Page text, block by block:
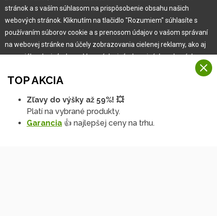
Pre zákazníka
Garancia najlepšej ceny
Užívateľský manuál
Reklamácia
TOP AKCIA
Zľavy do výšky až 59%! 💥
Platí na vybrané produkty.
Garancia 👍 najlepšej ceny na trhu.
stránok a s vaším súhlasom na prispôsobenie obsahu našich
webových stránok. Kliknutím na tlačidlo "Rozumiem" súhlasíte s
používaním súborov cookie a s prenosom údajov o vašom správaní
na webovej stránke na účely zobrazovania cielenej reklamy, ako aj
na sociálnych sieťach a reklamných sieťach na iných webových
Viac informácií
Na našich webových stránkach používame niekoľko kategórií
Rozumiem